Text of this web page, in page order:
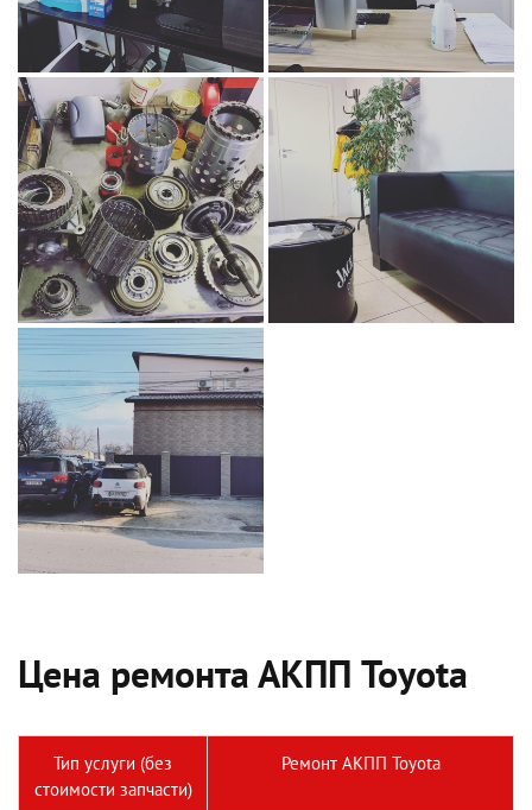
Цена ремонта АКПП Toyota
Тип услуги (без
стоимости запчасти)
Ремонт АКПП Toyota